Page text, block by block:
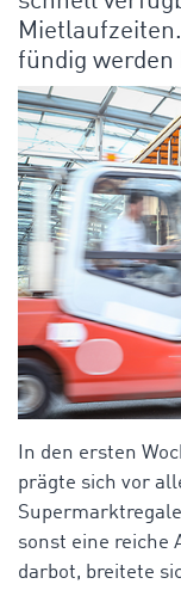
fündig werden
In den ersten
prägte sich vor
sonst eine reiche
darbot, breitete